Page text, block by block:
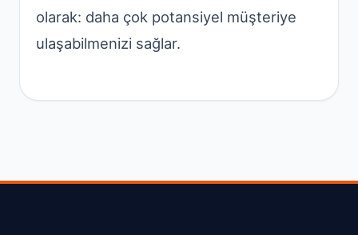
olarak: daha çok potansiyel müşteriye
ulaşabilmenizi sağlar.